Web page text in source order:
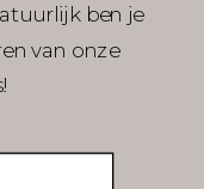
ben je
van onze